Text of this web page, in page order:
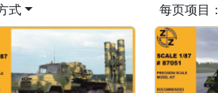
式 每页项目：